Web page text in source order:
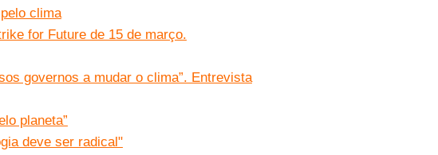
clima
for Future de 15 de março.
governos a mudar o clima”. Entrevista
planeta”
deve ser radical"